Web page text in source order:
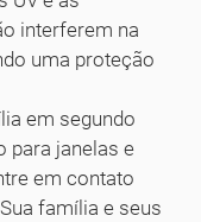
interferem na
uma proteção
em segundo
para janelas e
em contato
família e seus